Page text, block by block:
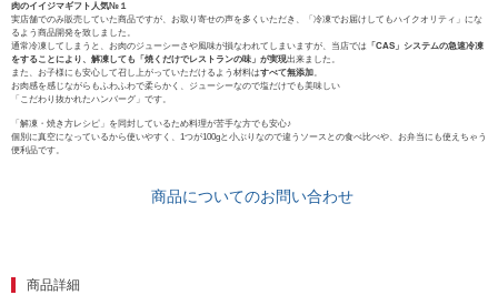
食べ方レシピ
焼き方レシピ
レビュー一覧
シャルキュトリー
コーンスープ
目録ギフト
肉のイイジマギフト人気№１
実店舗でのみ販売していた商品ですが、お取り寄せの声を多くいただき、「冷凍でお届けしてもハイクオリティ」にな
るよう商品開発を致しました。
通常冷凍してしまうと、お肉のジューシーさや風味が損なわれてしまいますが、当店では 「CAS」システムの急速冷凍
をすることにより、解凍しても「焼くだけでレストランの味」が実現出来ました。
また、お子様にも安心して召し上がっていただけるよう材料はすべて無添加。
お肉感を感じながらもふわふわで柔らかく、ジューシーなので塩だけでも美味しい
「こだわり抜かれたハンバーグ」です。
「解凍・焼き方レシピ」を同封しているため料理が苦手な方でも安心♪
個別に真空になっているから使いやすく、1つが100gと小ぶりなので違うソースとの食べ比べや、お弁当にも使えちゃう
便利品です。
商品についてのお問い合わせ
商品詳細